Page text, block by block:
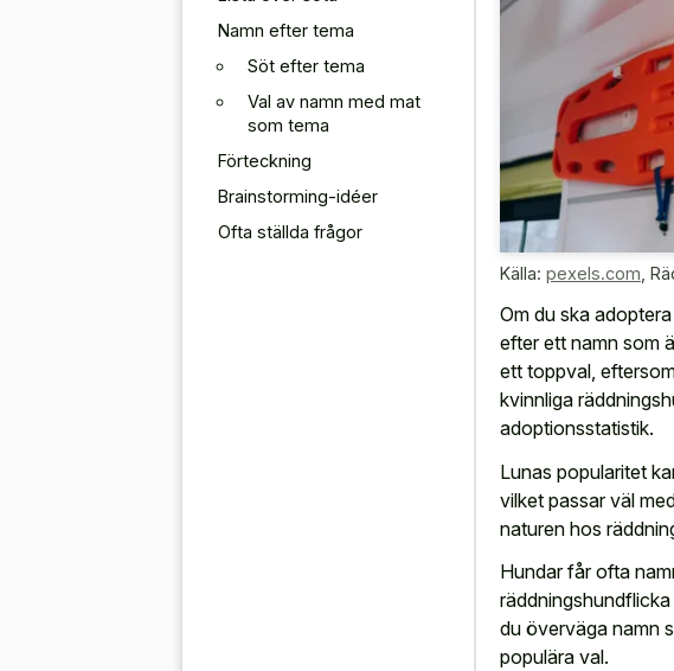
Namn efter tema
Söt efter tema
Val av namn med mat
som tema
Förteckning
Brainstorming-idéer
Ofta ställda frågor
Källa: pexels.com
Om du ska
efter ett namn som
ett toppval,
kvinnliga
adoptionsstatistik.
Lunas popularitet
vilket passar väl
naturen hos
Hundar får ofta
du överväga namn
populära val.